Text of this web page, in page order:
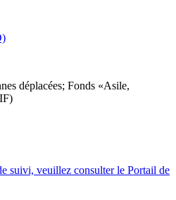
déplacées; Fonds «Asile,
suivi, veuillez consulter le Portail de